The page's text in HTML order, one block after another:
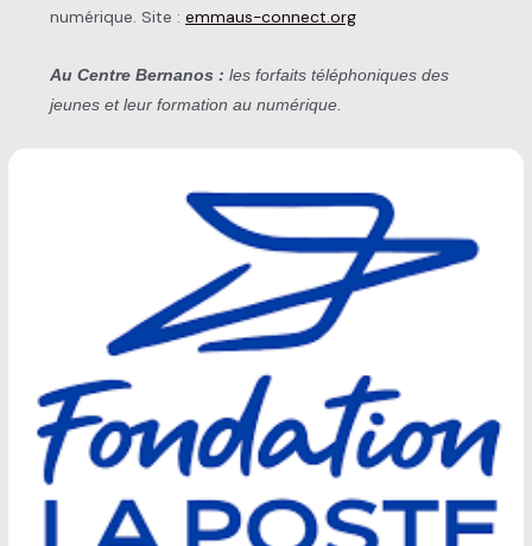
numérique. Site :emmaus-connect.org
Au Centre Bernanos : les forfaits téléphoniques des
jeunes et leur formation au numérique.